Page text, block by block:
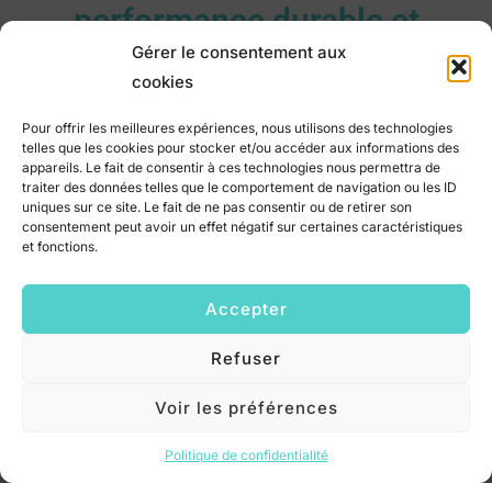
Gérer le consentement aux
cookies
Pour offrir les meilleures expériences, nous utilisons des technologies
telles que les cookies pour stocker et/ou accéder aux informations des
appareils. Le fait de consentir à ces technologies nous permettra de
traiter des données telles que le comportement de navigation ou les ID
uniques sur ce site. Le fait de ne pas consentir ou de retirer son
consentement peut avoir un effet négatif sur certaines caractéristiques
et fonctions.
Accepter
Refuser
Voir les préférences
Politique de confidentialité
performance durable et
humaine !
Chez Pâquerette, nous sommes convaincues que
le bien-être émotionnel est essentiel pour mener
une vie alignée et inspirante.C’est pourquoi nous
sommes fières de soutenir
Fondé par Charline Goutal Guérin, une
Human Hack explore la santé intégrative et la